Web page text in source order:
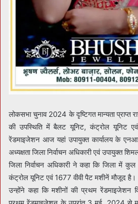
लोकसभा चुनाव 2024 के दृष्टिगत मान्यता प्राप्त
की उपस्थिति में बैलट यूनिट, कंट्रोल यूनिट एवं
रेंडमाइजेशन आज यहां उपायुक्त कार्यालय के
अध्यक्षता जिला निर्वाचन अधिकारी एवं उपायुक्त
जिला निर्वाचन अधिकारी ने कहा कि जिला में
कंट्रोल यूनिट एवं 1677 वीवी पैट मशीनें मौजूद है।
उन्होंने कहा कि मशीनों की प्रथम रेंडमाइजेशन